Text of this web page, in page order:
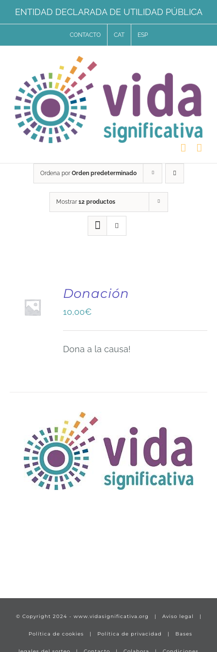
Saltar
al
ENTIDAD DECLARADA DE UTILIDAD PÚBLICA
CONTACTO CAT ESP
Ordena por Orden predeterminado
Mostrar 12 productos
AL
CARRITO
Donación
10,00€
Dona a la causa!
© Copyright 2024 - www.vidasignificativa.org | Aviso legal |
Política de cookies | Política de privacidad | Bases